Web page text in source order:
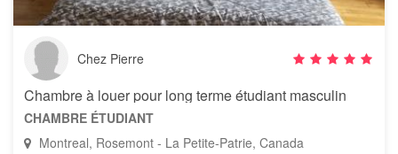
Chez Pierre
Chambre à louer pour long terme étudiant masculin
CHAMBRE ÉTUDIANT
Montreal, Rosemont - La Petite-Patrie, Canada